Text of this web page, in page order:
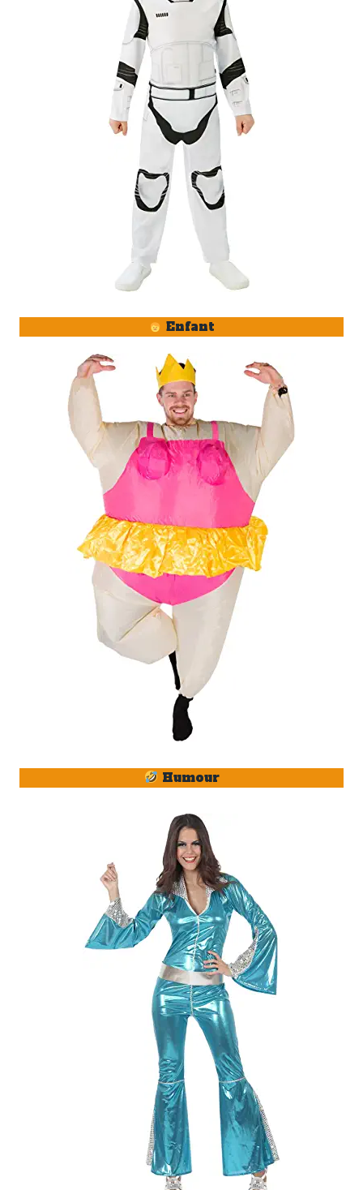
Enfant
Humour